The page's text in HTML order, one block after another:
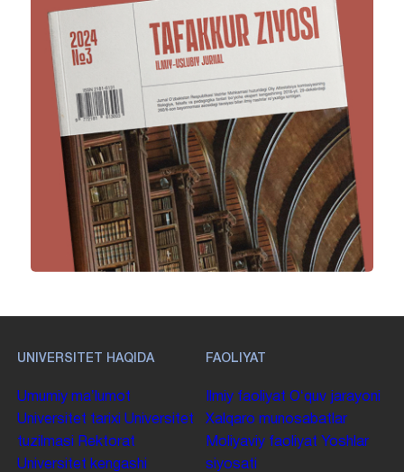
UNIVERSITET HAQIDA
Umumiy maʼlumot
Universitet tarixi Universitet
tuzilmasi Rektorat
Universitet kengashi
FAOLIYAT
Ilmiy faoliyat Oʻquv jarayoni
Xalqaro munosabatlar
Moliyaviy faoliyat Yoshlar
siyosati